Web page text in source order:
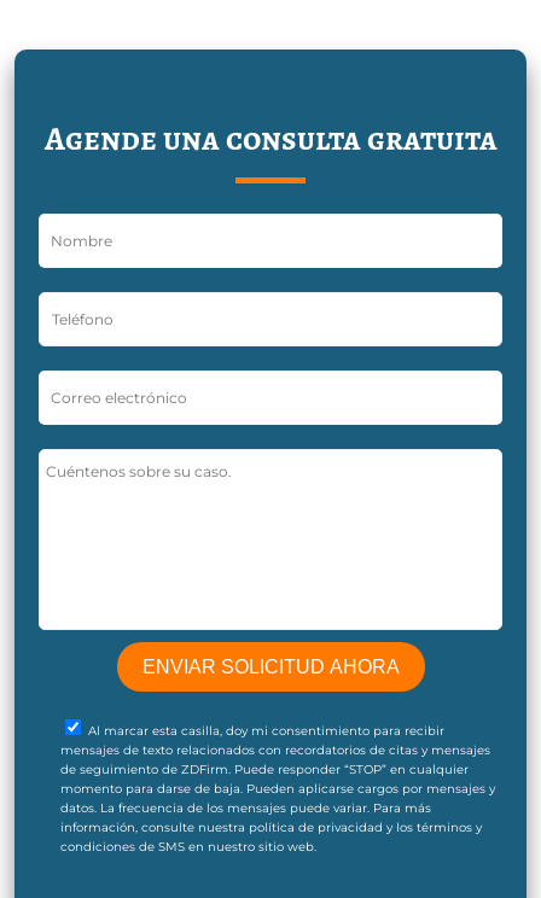
Agende una consulta gratuita
Al marcar esta casilla, doy mi consentimiento para recibir
mensajes de texto relacionados con recordatorios de citas y mensajes
de seguimiento de ZDFirm. Puede responder “STOP” en cualquier
momento para darse de baja. Pueden aplicarse cargos por mensajes y
datos. La frecuencia de los mensajes puede variar. Para más
información, consulte nuestra política de privacidad y los términos y
condiciones de SMS en nuestro sitio web.